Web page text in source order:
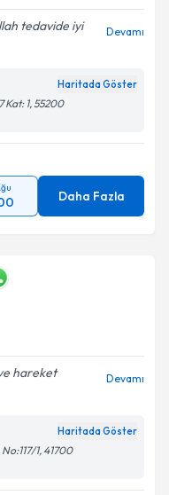
tedavide iyi
Devamı
Haritada Göster
Kat: 1, 55200
Daha Fazla
hareket
Devamı
Haritada Göster
1, 41700